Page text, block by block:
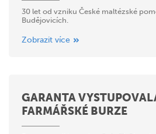
30 let od vzniku České maltézské
Budějovicích.
Zobrazit více
GARANTA
FARMÁŘSKÉ BURZE